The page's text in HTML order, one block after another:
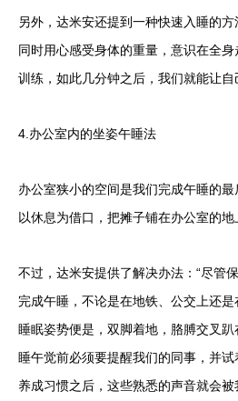
另外，达米安还提到一种快速入睡的方
同时用心感受身体的重量，意识在全
训练，如此几分钟之后，我们就能让自
4.办公室内的坐姿午睡法
办公室狭小的空间是我们完成午睡的
以休息为借口，把摊子铺在办公室的地
不过，达米安提供了解决办法：“尽管
完成午睡，不论是在地铁、公交上还
睡眠姿势便是，双脚着地，胳膊交叉趴
睡午觉前必须要提醒我们的同事，并试
养成习惯之后，这些熟悉的声音就会